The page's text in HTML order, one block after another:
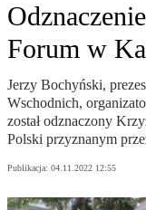
Forum w
Jerzy Bochyński,
Wschodnich,
został odznaczony
Polski przyznanym
Publikacja: 04.11.2022 12:55